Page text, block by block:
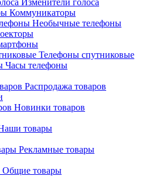
Изменители голоса
Коммуникаторы
Необычные телефоны
Телефоны спутниковые
Часы телефоны
Распродажа товаров
Новинки товаров
товары
Рекламные товары
Общие товары